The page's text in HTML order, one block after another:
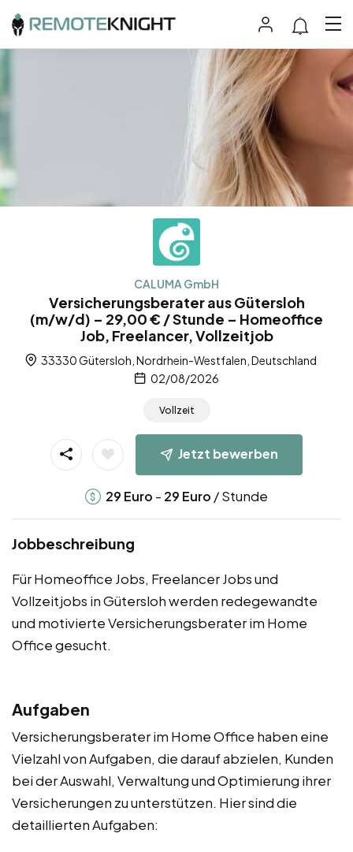
CALUMA GmbH
Versicherungsberater aus Gütersloh
(m/w/d) – 29,00 € / Stunde – Homeoffice
Job, Freelancer, Vollzeitjob
33330 Gütersloh, Nordrhein-Westfalen, Deutschland
02/08/2026
Vollzeit
Jetzt bewerben
29 Euro - 29 Euro / Stunde
Jobbeschreibung
Für Homeoffice Jobs, Freelancer Jobs und
Vollzeitjobs in Gütersloh werden redegewandte
und motivierte Versicherungsberater im Home
Office gesucht.
Aufgaben
Versicherungsberater im Home Office haben eine
Vielzahl von Aufgaben, die darauf abzielen, Kunden
bei der Auswahl, Verwaltung und Optimierung ihrer
Versicherungen zu unterstützen. Hier sind die
detaillierten Aufgaben: